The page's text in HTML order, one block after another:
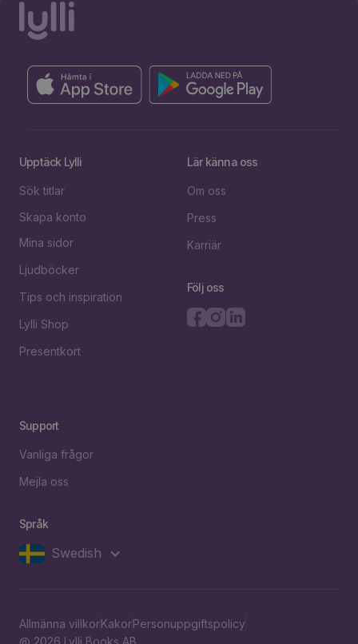
Upptäck Lylli
Sök titlar
Skapa konto
Mina sidor
Ljudböcker
Tips och inspiration
Lylli Shop
Presentkort
Lär känna oss
Om oss
Press
Karriär
Följ oss
Support
Vanliga frågor
Mejla oss
Språk
Swedish
Allmänna villkorKakorPersonuppgiftspolicy
@ 2026 Lylli Books AB